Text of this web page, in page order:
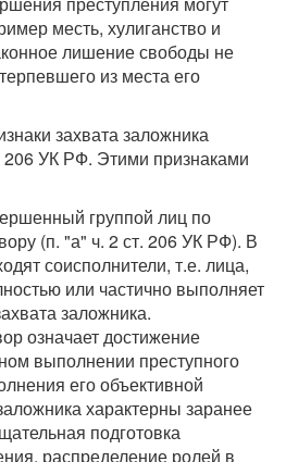
месть, хулиганство и
лишение свободы не
из места его
захвата заложника
206 УК РФ. Этими признаками
группой лиц по
(п. "а" ч. 2 ст. 206 УК РФ). В
соисполнители, т.е. лица,
или частично выполняет
заложника.
означает достижение
выполнении преступного
его объективной
характерны заранее
подготовка
распределение ролей в